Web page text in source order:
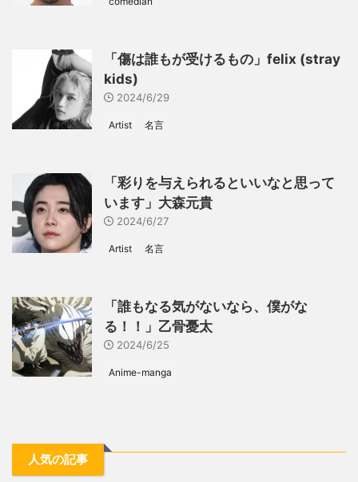
「傷は誰もが受けるもの」felix (stray
kids)
2024/6/29
Artist 名言
「彩りを与えられるといいなと思って
います」大森元貴
2024/6/27
Artist 名言
「誰もなる気がないなら、僕がな
る！！」乙骨憂太
2024/6/25
Anime-manga
人気の記事